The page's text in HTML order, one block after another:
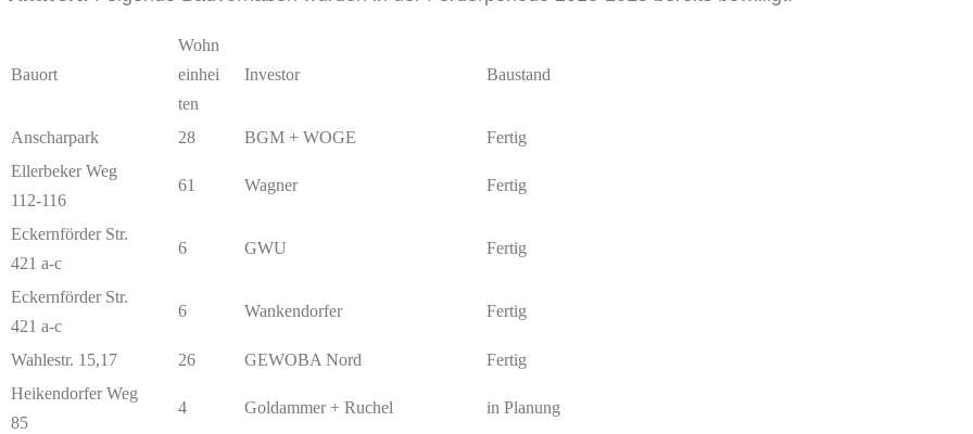
Bauort
Wohn
einhei
ten
Investor Baustand
Anscharpark 28 BGM + WOGE
Fertig
Ellerbeker Weg
112-116
61 Wagner Fertig
Eckernförder Str.
421 a-c
6 GWU Fertig
Eckernförder Str.
421 a-c
6 Wankendorfer Fertig
Wahlestr. 15,17 26 GEWOBA Nord
Fertig
Heikendorfer Weg
85
4 Goldammer + Ruchel in Planung